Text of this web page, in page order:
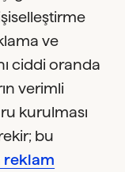
ve
ciddi oranda
verimli
kurulması
bu
reklam